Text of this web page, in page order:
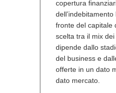
copertura
fronte del capitale
scelta tra il mix
dipende dallo
del business e
offerte in un dato
dato mercato.